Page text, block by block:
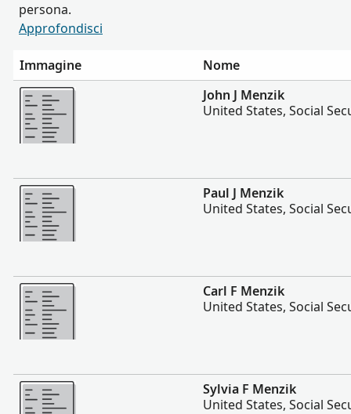
persona.
Approfondisci
Immagine
Nome
Altro
John J Menzik
United States, Social
Altro
Paul J Menzik
United States, Social
Altro
Carl F Menzik
United States, Social
Altro
Sylvia F Menzik
United States, Social